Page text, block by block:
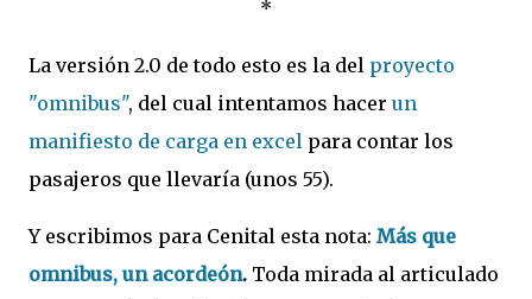
*
La versión 2.0 de todo esto es la del proyecto
"omnibus", del cual intentamos hacer un
manifiesto de carga en excel para contar los
pasajeros que llevaría (unos 55).
Y escribimos para Cenital esta nota: Más que
omnibus, un acordeón. Toda mirada al articulado